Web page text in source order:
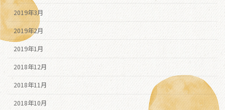
2019年3月
2019年2月
2019年1月
2018年12月
2018年11月
2018年10月